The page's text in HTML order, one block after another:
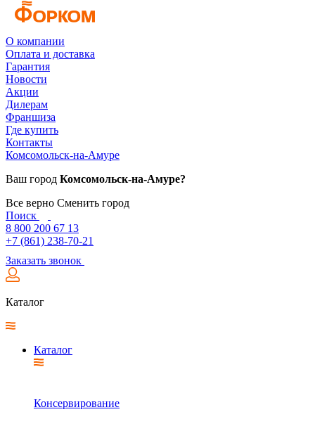
О компании
Оплата и доставка
Гарантия
Новости
Акции
Дилерам
Франшиза
Где купить
Контакты
Комсомольск-на-Амуре
Ваш город Комсомольск-на-Амуре?
Все верно Сменить город
Поиск
8 800 200 67 13
+7 (861) 238-70-21
Заказать звонок
Каталог
Каталог
Консервирование